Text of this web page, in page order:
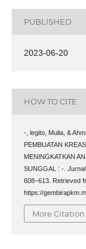
PUBLISHED
2023-06-20
HOW TO CITE
-, legito, Mulia, &
PEMBUATAN
MENINGKATKAN
SUNGGAL : -.
608–613. Retrieved
https://
More